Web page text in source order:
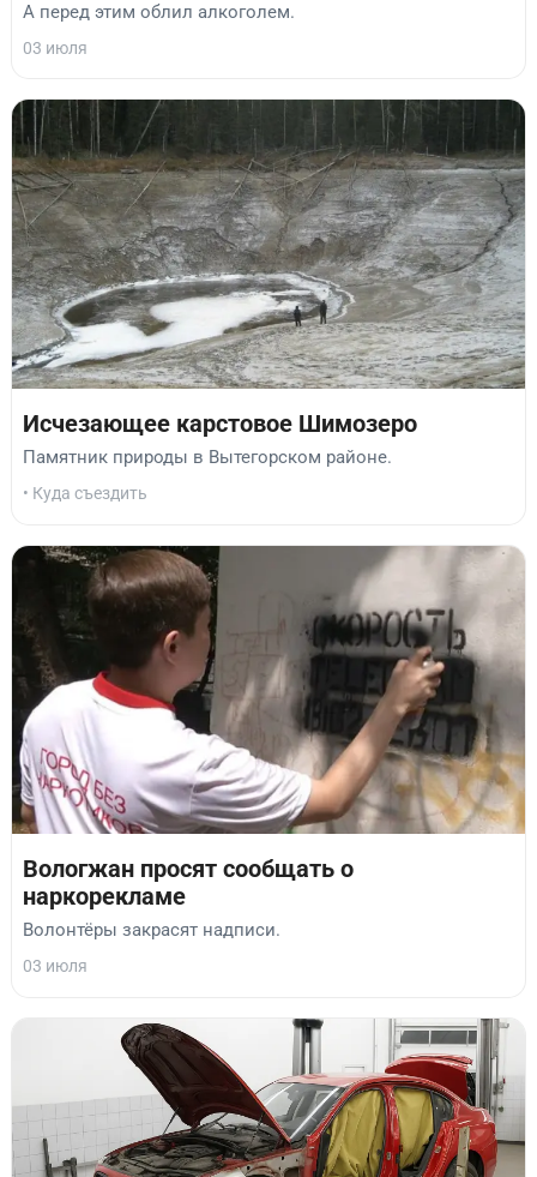
А перед этим облил алкоголем.
03 июля
Исчезающее карстовое Шимозеро
Памятник природы в Вытегорском районе.
• Куда съездить
Вологжан просят сообщать о
наркорекламе
Волонтёры закрасят надписи.
03 июля